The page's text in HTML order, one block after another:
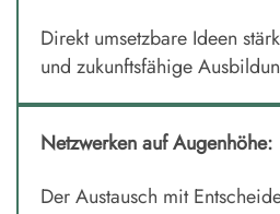
Direkt umsetzbare Ideen
und zukunftsfähige
Netzwerken auf Augenhöhe:
Der Austausch mit